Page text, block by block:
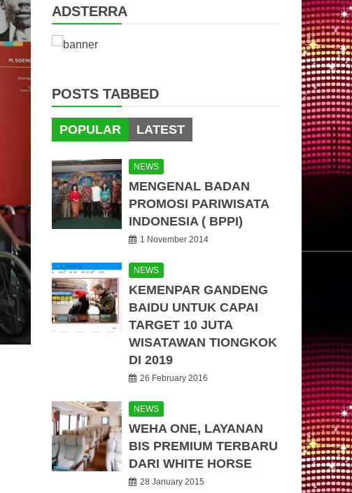
ADSTERRA
POSTS TABBED
POPULAR LATEST
NEWS
MENGENAL BADAN
PROMOSI PARIWISATA
INDONESIA ( BPPI)
1 November 2014
NEWS
KEMENPAR GANDENG
BAIDU UNTUK CAPAI
TARGET 10 JUTA
WISATAWAN TIONGKOK
DI 2019
26 February 2016
NEWS
WEHA ONE, LAYANAN
BIS PREMIUM TERBARU
DARI WHITE HORSE
28 January 2015